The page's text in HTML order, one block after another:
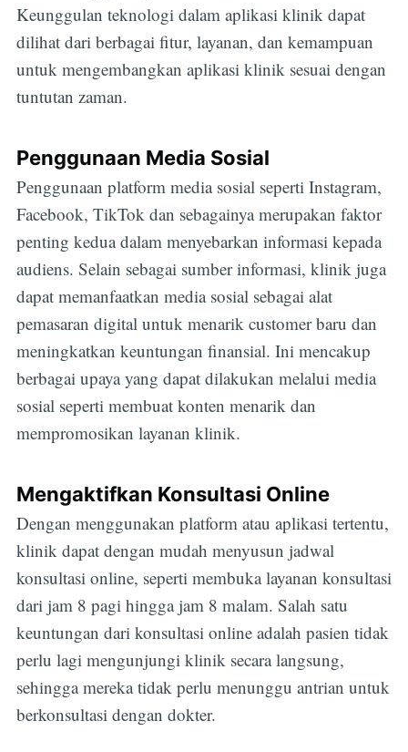
Keunggulan teknologi dalam aplikasi klinik dapat
dilihat dari berbagai fitur, layanan, dan kemampuan
untuk mengembangkan aplikasi klinik sesuai dengan
tuntutan zaman.
Penggunaan Media Sosial
Penggunaan platform media sosial seperti Instagram,
Facebook, TikTok dan sebagainya merupakan faktor
penting kedua dalam menyebarkan informasi kepada
audiens. Selain sebagai sumber informasi, klinik juga
dapat memanfaatkan media sosial sebagai alat
pemasaran digital untuk menarik customer baru dan
meningkatkan keuntungan finansial. Ini mencakup
berbagai upaya yang dapat dilakukan melalui media
sosial seperti membuat konten menarik dan
mempromosikan layanan klinik.
Mengaktifkan Konsultasi Online
Dengan menggunakan platform atau aplikasi tertentu,
klinik dapat dengan mudah menyusun jadwal
konsultasi online, seperti membuka layanan konsultasi
dari jam 8 pagi hingga jam 8 malam. Salah satu
keuntungan dari konsultasi online adalah pasien tidak
perlu lagi mengunjungi klinik secara langsung,
sehingga mereka tidak perlu menunggu antrian untuk
berkonsultasi dengan dokter.